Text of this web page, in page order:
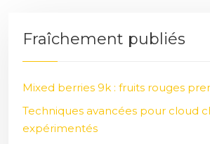
Fraîchement publiés
Mixed berries 9k : fruits rouges
Techniques avancées pour cloud
expérimentés